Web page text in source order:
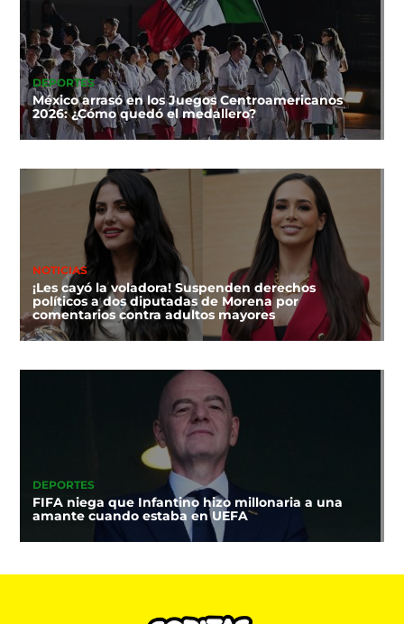
DEPORTES
México arrasó en los Juegos Centroamericanos
2026: ¿Cómo quedó el medallero?
NOTICIAS
¡Les cayó la voladora! Suspenden derechos
políticos a dos diputadas de Morena por
comentarios contra adultos mayores
DEPORTES
FIFA niega que Infantino hizo millonaria a una
amante cuando estaba en UEFA